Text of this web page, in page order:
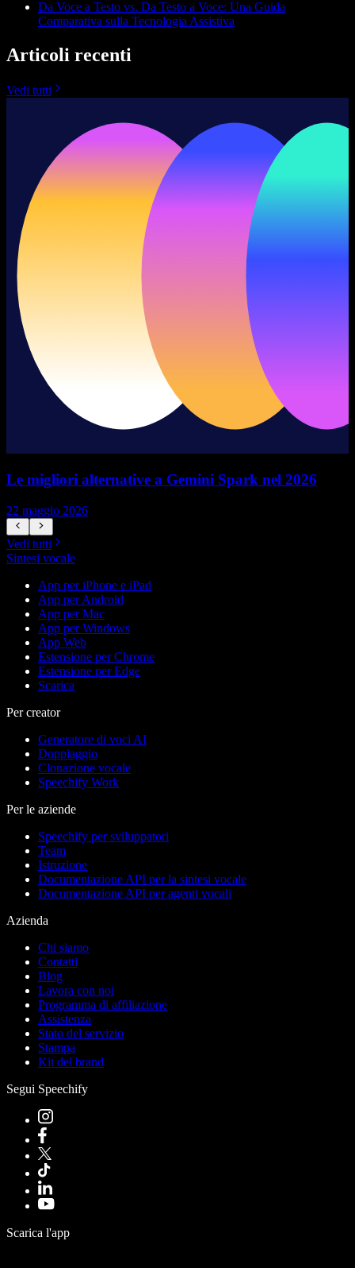
Da Voce a Testo vs. Da Testo a Voce: Una Guida
Comparativa sulla Tecnologia Assistiva
Articoli recenti
Vedi tutti
Le migliori alternative a Gemini Spark nel 2026
22 maggio 2026
Vedi tutti
Sintesi vocale
App per iPhone e iPad
App per Android
App per Mac
App per Windows
App Web
Estensione per Chrome
Estensione per Edge
Scarica
Per creator
Generatore di voci AI
Doppiaggio
Clonazione vocale
Speechify Work
Per le aziende
Speechify per sviluppatori
Team
Istruzione
Documentazione API per la sintesi vocale
Documentazione API per agenti vocali
Azienda
Chi siamo
Contatti
Blog
Lavora con noi
Programma di affiliazione
Assistenza
Stato del servizio
Stampa
Kit del brand
Segui Speechify
Scarica l'app